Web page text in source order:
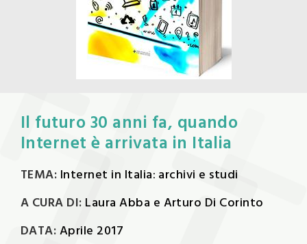
Il futuro 30 anni fa, quando
Internet è arrivata in Italia
TEMA: Internet in Italia: archivi e studi
A CURA DI: Laura Abba e Arturo Di Corinto
DATA:Aprile 2017